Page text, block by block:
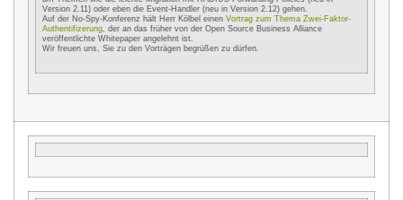
Version 2.11) oder eben die Event-Handler (neu in Version 2.12) gehen.
Auf der No-Spy-Konferenz hält Herr Kölbel einen Vortrag zum Thema Zwei-Faktor-
Authentifizerung, der an das früher von der Open Source Business Alliance
veröffentlichte Whitepaper angelehnt ist.
Wir freuen uns, Sie zu den Vorträgen begrüßen zu dürfen.